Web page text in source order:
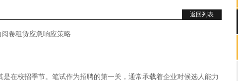
返回列表
卷租赁应急响应策略
校招季节。笔试作为招聘的第一关，通常承载着企业对候选人能力